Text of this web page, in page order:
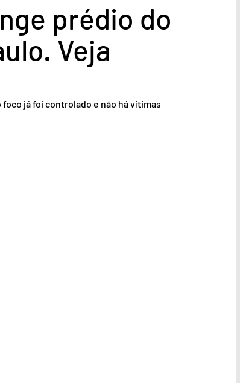
Tecnologia Economia
prédio do
Veja
já foi controlado e não há vítimas